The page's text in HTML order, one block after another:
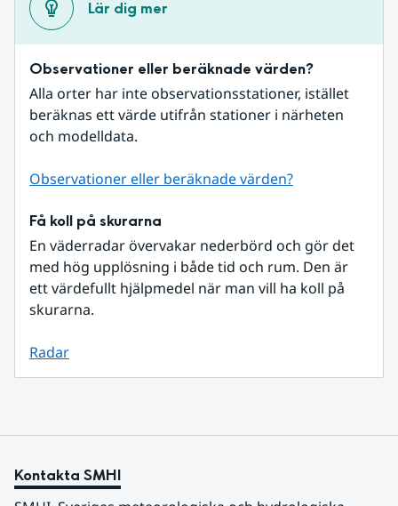
Lär dig mer
Observationer eller beräknade värden?
Alla orter har inte observationsstationer, istället
beräknas ett värde utifrån stationer i närheten
och modelldata.
Observationer eller beräknade värden?
Få koll på skurarna
En väderradar övervakar nederbörd och gör det
med hög upplösning i både tid och rum. Den är
ett värdefullt hjälpmedel när man vill ha koll på
skurarna.
Radar
Kontakta SMHI